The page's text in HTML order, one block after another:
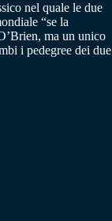
nel quale le due
“se la
ma un unico
i pedegree dei due